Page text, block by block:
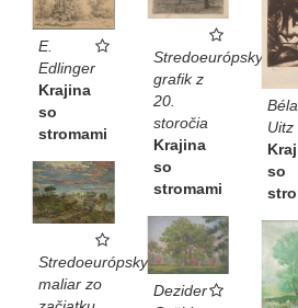
E.
Edlinger
Krajina
so
stromami
Stredoeurópsky
grafik z
20.
storočia
Krajina
so
stromami
Béla
Uitz
so
Stredoeurópsky
maliar zo
Dezider